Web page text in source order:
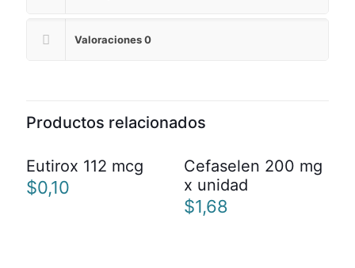
Valoraciones0
Productos relacionados
Eutirox 112 mcg
$0,10
Cefaselen 200 mg
x unidad
$1,68